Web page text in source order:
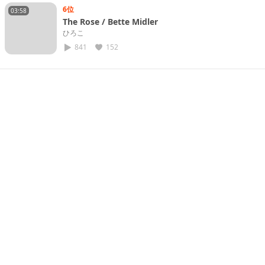
03:58 6位
The Rose / Bette Midler
ひろこ
841
152